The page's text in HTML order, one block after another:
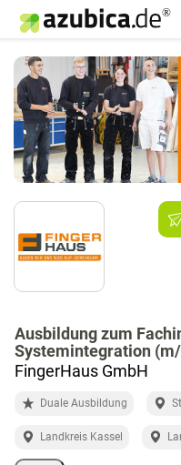
Ausbildung zum
Systemintegration
FingerHaus GmbH
Duale Ausbildung
Landkreis Kassel